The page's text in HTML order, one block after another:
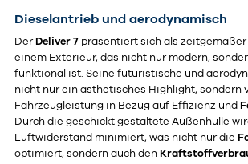
Dieselantrieb und aerodynamisch
Der Deliver 7 präsentiert sich als
einem Exterieur, das nicht nur modern,
funktional ist. Seine futuristische und
nicht nur ein ästhetisches Highlight, sondern
Fahrzeugleistung in Bezug auf Effizienz und
Durch die geschickt gestaltete Außenhülle
Luftwiderstand minimiert, was nicht nur die
optimiert, sondern auch den